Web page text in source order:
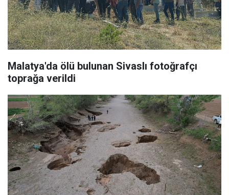
Malatya'da ölü bulunan Sivaslı fotoğrafçı
toprağa verildi